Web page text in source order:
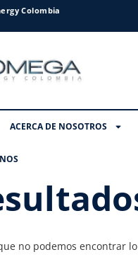
Colombia
ACERCA DE NOSOTROS
no podemos encontrar